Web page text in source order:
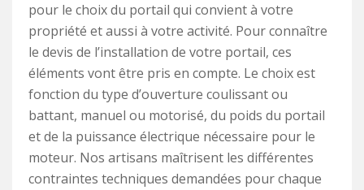
pour le choix du portail qui convient à votre
propriété et aussi à votre activité. Pour connaître
le devis de l’installation de votre portail, ces
éléments vont être pris en compte. Le choix est
fonction du type d’ouverture coulissant ou
battant, manuel ou motorisé, du poids du portail
et de la puissance électrique nécessaire pour le
moteur. Nos artisans maîtrisent les différentes
contraintes techniques demandées pour chaque